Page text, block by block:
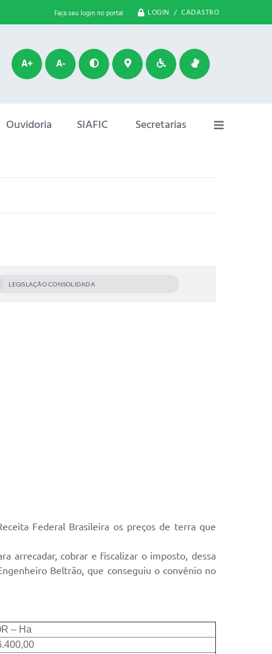
Faça seu login no portal LOGIN / CADASTRO
A+ A-
Ouvidoria SIAFIC Secretarias
LEGISLAÇÃO CONSOLIDADA
Federal Brasileira os preços de terra que
arrecadar, cobrar e fiscalizar o imposto, dessa
Beltrão, que conseguiu o convênio no
– Ha